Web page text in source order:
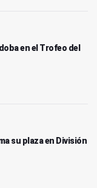
en el Trofeo del
su plaza en División